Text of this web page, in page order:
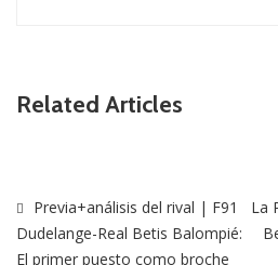
Related Articles
Previa+análisis del rival | F91
Dudelange-Real Betis Balompié:
El primer puesto como broche
La